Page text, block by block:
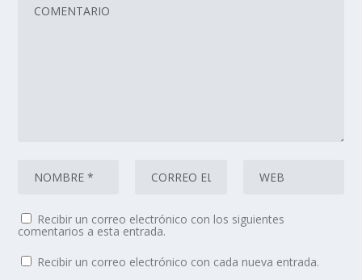
Recibir un correo electrónico con los siguientes
comentarios a esta entrada.
Recibir un correo electrónico con cada nueva entrada.